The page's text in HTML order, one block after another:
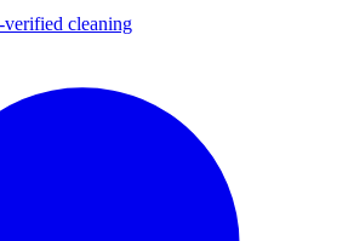
verified cleaning